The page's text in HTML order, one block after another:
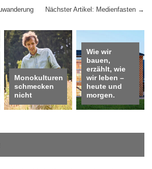
Nächster Artikel: Medienfasten →
Monokulturen
schmecken
nicht
Wie wir
bauen,
erzählt, wie
wir leben –
heute und
morgen.